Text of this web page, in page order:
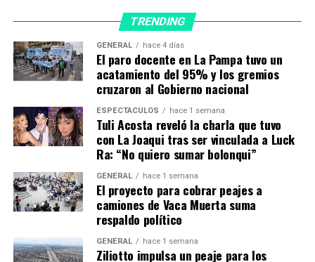
Finanzas, Ernesto Franco; la ministra de la Producción,
Fernanda González; el secretario de Trabajo y
Promoción del Empleo, Marcelo Pedehontaá; la
secretaria de Turismo, Adriana Romero; el secretario de
Energía y Minería, Matías Toso; el presidente del Banco
de La Pampa, Alexis Iviglia; los diputados provinciales:
Francisco Torroba y Ariel Rojas; Sergio Pereda del
Fondo de Garantías Pampeanas; José Andrés Zulueta de
Empatel SAPEM y un nutrido grupo de representantes
de las cámaras, asociaciones, colegios y consejos
profesionales.
ExpoPyME’s 2023
Pablo Nicoló Cavalaro, coordinador de ExpoPyMe’s del
Ministerio de la Producción, anunció que entre el 14 y el
TRENDING
GENERAL hace 4 días
El paro docente en La Pampa tuvo un
acatamiento del 95% y los gremios
cruzaron al Gobierno nacional
ESPECTÁCULOS hace 1 semana
Tuli Acosta reveló la charla que tuvo
con La Joaqui tras ser vinculada a Luck
Ra: “No quiero sumar bolonqui”
GENERAL hace 1 semana
El proyecto para cobrar peajes a
camiones de Vaca Muerta suma
respaldo político
GENERAL hace 1 semana
Ziliotto impulsa un peaje para los